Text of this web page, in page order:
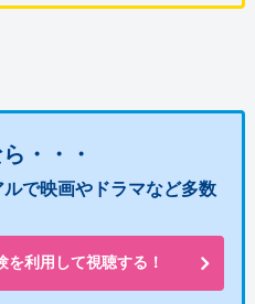
・・・
で映画やドラマなど多数
利用して視聴する！